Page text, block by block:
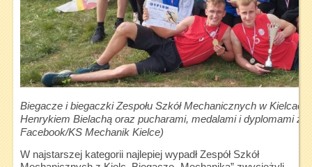
Biegacze i biegaczki Zespołu Szkół Mechanicznych w
Henrykiem Bielachą oraz pucharami, medalami i dyplomami
Facebook/KS Mechanik Kielce)
W najstarszej kategorii najlepiej wypadł Zespół Szkół